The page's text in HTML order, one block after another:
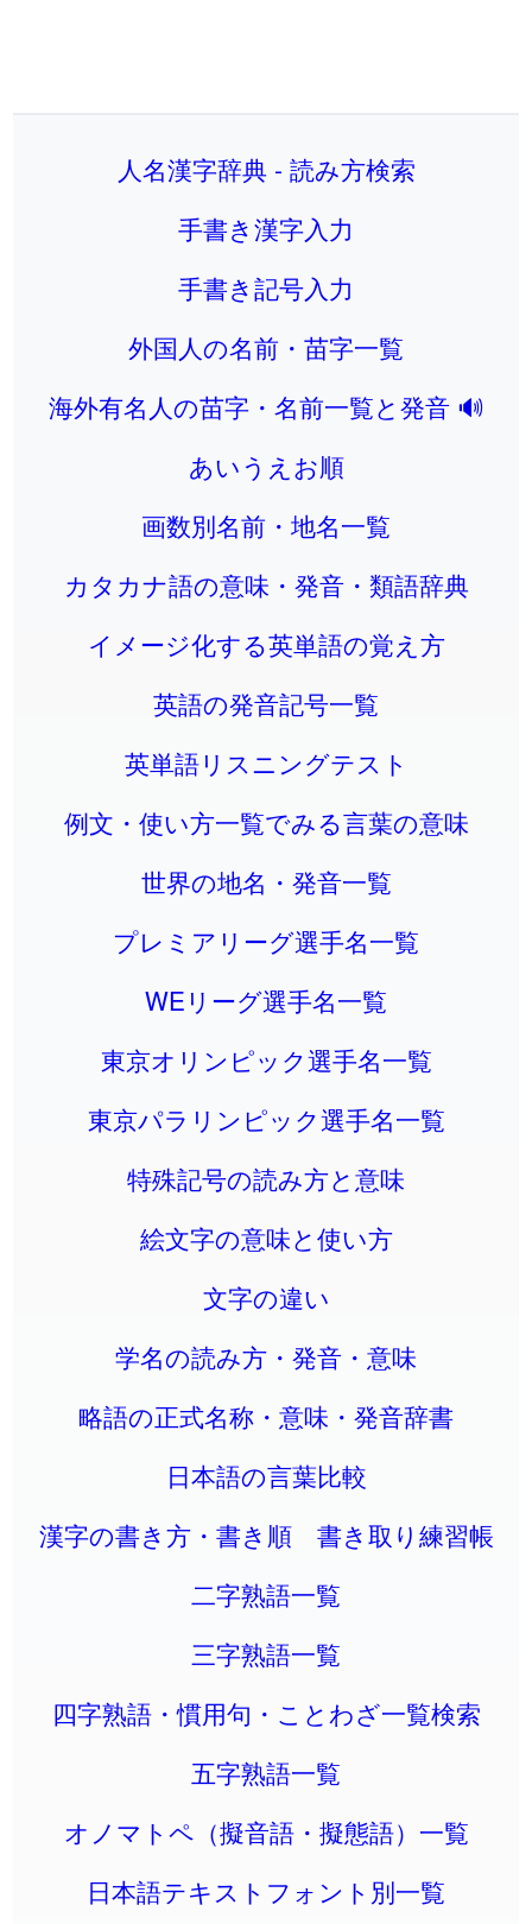
人名漢字辞典 - 読み方検索
手書き漢字入力
手書き記号入力
外国人の名前・苗字一覧
海外有名人の苗字・名前一覧と発音 🔊
あいうえお順
画数別名前・地名一覧
カタカナ語の意味・発音・類語辞典
イメージ化する英単語の覚え方
英語の発音記号一覧
英単語リスニングテスト
例文・使い方一覧でみる言葉の意味
世界の地名・発音一覧
プレミアリーグ選手名一覧
WEリーグ選手名一覧
東京オリンピック選手名一覧
東京パラリンピック選手名一覧
特殊記号の読み方と意味
絵文字の意味と使い方
文字の違い
学名の読み方・発音・意味
略語の正式名称・意味・発音辞書
日本語の言葉比較
漢字の書き方・書き順 書き取り練習帳
二字熟語一覧
三字熟語一覧
四字熟語・慣用句・ことわざ一覧検索
五字熟語一覧
オノマトペ（擬音語・擬態語）一覧
日本語テキストフォント別一覧